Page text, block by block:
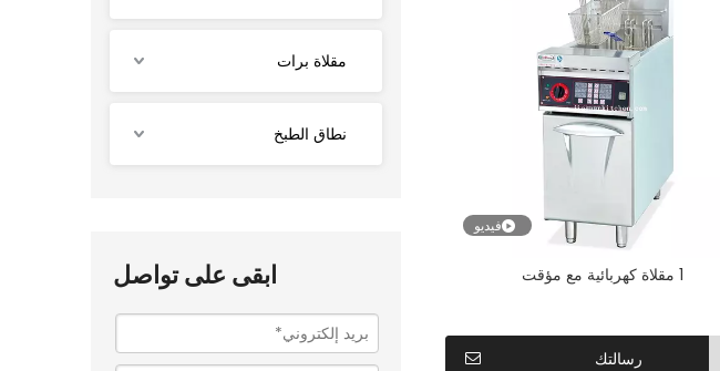
مقلاة برات
نطاق الطبخ
ابقى على تواصل
فيديو
1 مقلاة كهربائية مع مؤقت
رسالتك